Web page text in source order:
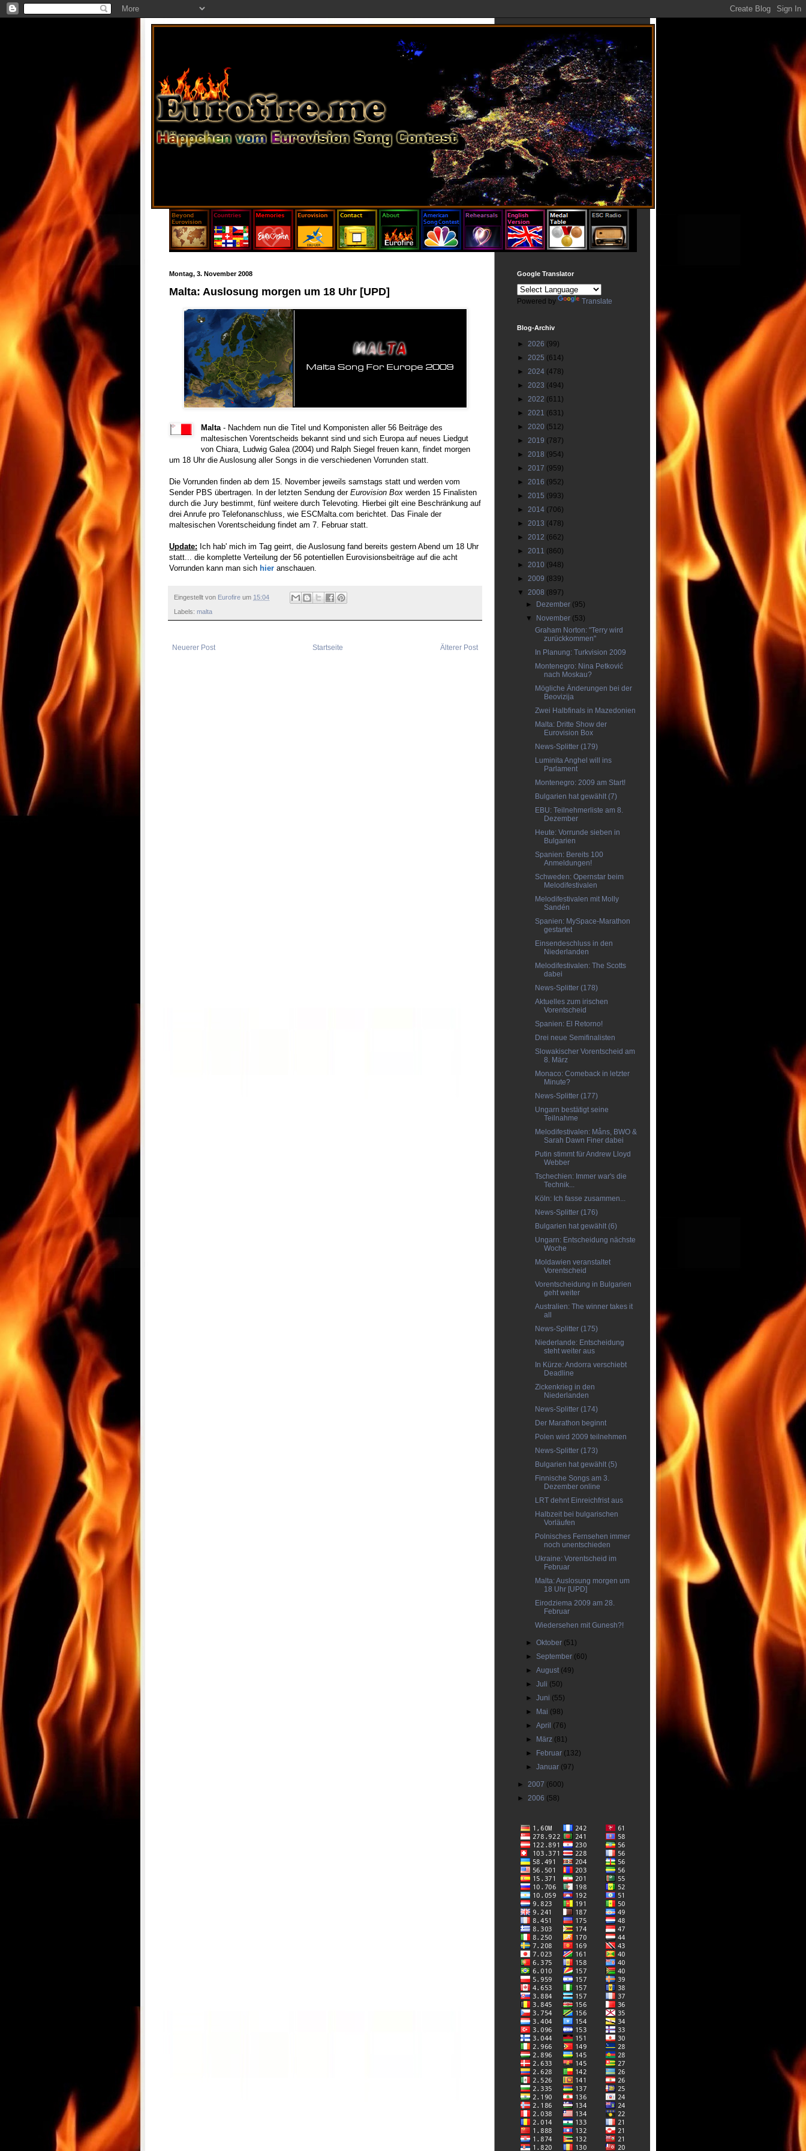
Montag, 3. November 2008
Malta: Auslosung morgen um 18 Uhr [UPD]
Malta- Nachdem nun die Titel und Komponisten aller 56 Beiträge des
maltesischen Vorentscheids bekannt sind und sich Europa auf neues Liedgut
von Chiara, Ludwig Galea (2004) und Ralph Siegel freuen kann, findet morgen
um 18 Uhr die Auslosung aller Songs in die verschiedenen Vorrunden statt.
Die Vorrunden finden ab dem 15. November jeweils samstags statt und werden vom
Sender PBS übertragen. In der letzten Sendung der Eurovision Box werden 15 Finalisten
durch die Jury bestimmt, fünf weitere durch Televoting. Hierbei gilt eine Beschränkung auf
drei Anrufe pro Telefonanschluss, wie ESCMalta.com berichtet. Das Finale der
maltesischen Vorentscheidung findet am 7. Februar statt.
Update: Ich hab' mich im Tag geirrt, die Auslosung fand bereits gestern Abend um 18 Uhr
statt... die komplette Verteilung der 56 potentiellen Eurovisionsbeiträge auf die acht
Vorrunden kann man sich hier anschauen.
Eingestellt von Eurofire um 15:04
Labels: malta
Neuerer Post Älterer Post
Startseite
Google Translator
Powered by Translate
Blog-Archiv
► 2026 (99)
► 2025 (614)
► 2024 (478)
► 2023 (494)
► 2022 (611)
► 2021 (631)
► 2020 (512)
► 2019 (787)
► 2018 (954)
► 2017 (959)
► 2016 (952)
► 2015 (993)
► 2014 (706)
► 2013 (478)
► 2012 (662)
► 2011 (860)
► 2010 (948)
► 2009 (839)
▼ 2008 (897)
►
Dezember (95)
▼
November (53)
Graham Norton: "Terry wird
zurückkommen"
In Planung: Turkvision 2009
Montenegro: Nina Petković
nach Moskau?
Mögliche Änderungen bei der
Beovizija
Zwei Halbfinals in Mazedonien
Malta: Dritte Show der
Eurovision Box
News-Splitter (179)
Luminita Anghel will ins
Parlament
Montenegro: 2009 am Start!
Bulgarien hat gewählt (7)
EBU: Teilnehmerliste am 8.
Dezember
Heute: Vorrunde sieben in
Bulgarien
Spanien: Bereits 100
Anmeldungen!
Schweden: Opernstar beim
Melodifestivalen
Melodifestivalen mit Molly
Sandén
Spanien: MySpace-Marathon
gestartet
Einsendeschluss in den
Niederlanden
Melodifestivalen: The Scotts
dabei
News-Splitter (178)
Aktuelles zum irischen
Vorentscheid
Spanien: El Retorno!
Drei neue Semifinalisten
Slowakischer Vorentscheid am
8. März
Monaco: Comeback in letzter
Minute?
News-Splitter (177)
Ungarn bestätigt seine
Teilnahme
Melodifestivalen: Måns, BWO &
Sarah Dawn Finer dabei
Putin stimmt für Andrew Lloyd
Webber
Tschechien: Immer war's die
Technik...
Köln: Ich fasse zusammen...
News-Splitter (176)
Bulgarien hat gewählt (6)
Ungarn: Entscheidung nächste
Woche
Moldawien veranstaltet
Vorentscheid
Vorentscheidung in Bulgarien
geht weiter
Australien: The winner takes it
all
News-Splitter (175)
Niederlande: Entscheidung
steht weiter aus
In Kürze: Andorra verschiebt
Deadline
Zickenkrieg in den
Niederlanden
News-Splitter (174)
Der Marathon beginnt
Polen wird 2009 teilnehmen
News-Splitter (173)
Bulgarien hat gewählt (5)
Finnische Songs am 3.
Dezember online
LRT dehnt Einreichfrist aus
Halbzeit bei bulgarischen
Vorläufen
Polnisches Fernsehen immer
noch unentschieden
Ukraine: Vorentscheid im
Februar
Malta: Auslosung morgen um
18 Uhr [UPD]
Eirodziema 2009 am 28.
Februar
Wiedersehen mit Gunesh?!
►Oktober (51)
► September (60)
►August (49)
►Juli (50)
►Juni (55)
►
Mai (98)
►April (76)
►
März (81)
►
Februar (132)
►Januar (97)
► 2007 (600)
► 2006 (58)